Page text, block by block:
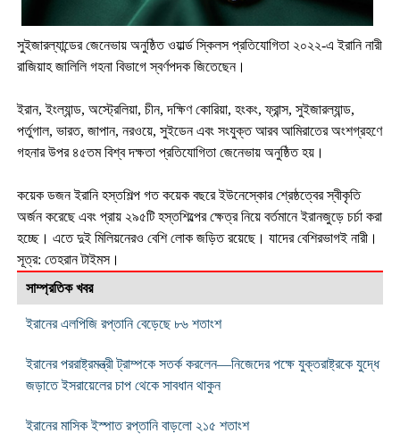
সুইজারল্যান্ডের জেনেভায় অনুষ্ঠিত ওয়ার্ল্ড স্কিলস প্রতিযোগিতা ২০২২-এ ইরানি নারী
রাজিয়াহ জালিলি গহনা বিভাগে স্বর্ণপদক জিতেছেন।
ইরান, ইংল্যান্ড, অস্ট্রেলিয়া, চীন, দক্ষিণ কোরিয়া, হংকং, ফ্রান্স, সুইজারল্যান্ড,
পর্তুগাল, ভারত, জাপান, নরওয়ে, সুইডেন এবং সংযুক্ত আরব আমিরাতের অংশগ্রহণে
গহনার উপর ৪৫তম বিশ্ব দক্ষতা প্রতিযোগিতা জেনেভায় অনুষ্ঠিত হয়।
কয়েক ডজন ইরানি হস্তশিল্প গত কয়েক বছরে ইউনেস্কোর শ্রেষ্ঠত্বের স্বীকৃতি
অর্জন করেছে এবং প্রায় ২৯৫টি হস্তশিল্পের ক্ষেত্র নিয়ে বর্তমানে ইরানজুড়ে চর্চা করা
হচ্ছে। এতে দুই মিলিয়নেরও বেশি লোক জড়িত রয়েছে। যাদের বেশিরভাগই নারী।
সূত্র: তেহরান টাইমস।
সাম্প্রতিক খবর
ইরানের এলপিজি রপ্তানি বেড়েছে ৮৬ শতাংশ
ইরানের পররাষ্ট্রমন্ত্রী ট্রাম্পকে সতর্ক করলেন—নিজেদের পক্ষে যুক্তরাষ্ট্রকে যুদ্ধে
জড়াতে ইসরায়েলের চাপ থেকে সাবধান থাকুন
ইরানের মাসিক ইস্পাত রপ্তানি বাড়লো ২১৫ শতাংশ